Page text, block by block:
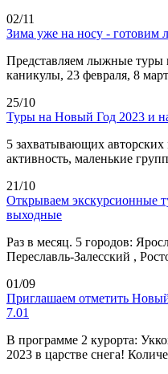
02/11
Зима уже на носу - готовим
Представляем лыжные туры
каникулы, 23 февраля, 8
25/10
Туры на Новый Год 2023 и
5 захватывающих
активность, маленькие
21/10
Открываем экскурсионные
выходные
Раз в месяц. 5 городов:
Переславль-Залесский ,
01/09
Приглашаем отметить
7.01
В программе 2 курорта:
2023 в царстве снега!